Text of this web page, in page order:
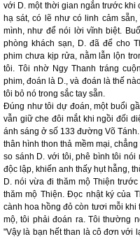
với D. một thời gian ngắn trước khi
hạ sát, có lẽ như có linh cảm
mình, như để nói lời vĩnh biệt.
phòng khách sạn, D. đã để cho
phim chưa kịp rửa, nằm lẫn lộn
tôi. Tôi nhờ Ngy Thanh tráng
phim, đoán là D., và đoán là thế
tôi bỏ nó trong sắc tay sẵn.
Đúng như tôi dự đoán, một buổi
vẫn giữ che đôi mắt khi ngồi đối
ánh sáng ở số 133 đường Võ
thân hình thon thả mềm mại,
so sánh D. với tôi, phê bình tôi
độc lập, khiến anh thấy hụt hẫng,
D. nói vừa đi thăm mộ Thiện
thăm mộ Thiện. Đọc nhật ký của
cành hoa hồng đỏ còn tươi mỗi
mộ, tôi phải đoán ra. Tôi thường
"Vậy là bạn hết than là cô đơn với